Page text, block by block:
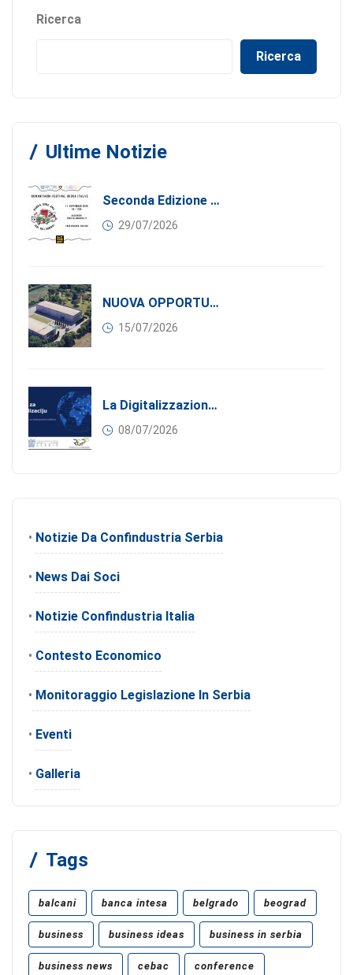
Ricerca
Ricerca
Ultime Notizie
Seconda Edizione Di MANGIA. DONA. AMA: Quando La Gastronomia Incontra La Solidarietà, 11 Settembre 2026
29/07/2026
NUOVA OPPORTUNITÀ DI BUSINESS PER I SOCI DI CONFINDUSTRIA SERBIA: Affitasi Un Moderno Capannone Industriale A Pančevo – 1.200 M² Nella Zona Industriale
15/07/2026
La Digitalizzazione Come Motore Dell’internazionalizzazione
08/07/2026
• Notizie Da Confindustria Serbia
• News Dai Soci
• Notizie Confindustria Italia
• Contesto Economico
• Monitoraggio Legislazione In Serbia
• Eventi
• Galleria
Tags
balcani banca intesa belgrado beograd
business business ideas business in serbia
business news cebac conference